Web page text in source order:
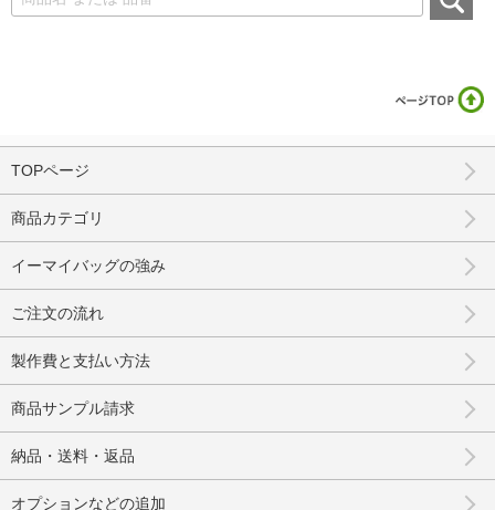
TOPページ
商品カテゴリ
イーマイバッグの強み
ご注文の流れ
製作費と支払い方法
商品サンプル請求
納品・送料・返品
オプションなどの追加